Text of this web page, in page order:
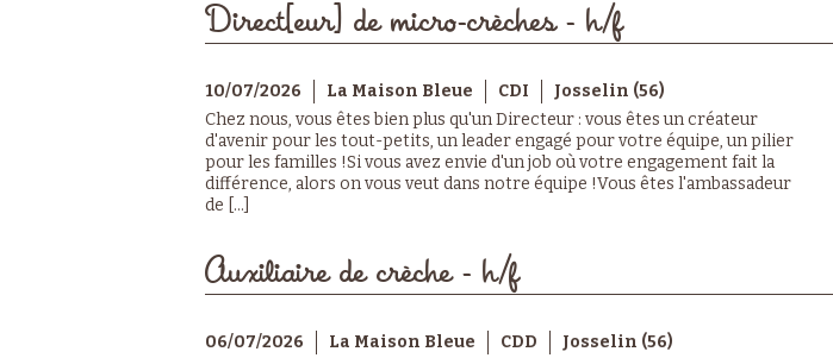
Direct[eur] de micro-crèches - h/f
10/07/2026 La Maison Bleue CDI
Josselin (56)
Chez nous, vous êtes bien plus qu'un Directeur : vous êtes un créateur
d'avenir pour les tout-petits, un leader engagé pour votre équipe, un pilier
pour les familles !Si vous avez envie d'un job où votre engagement fait la
différence, alors on vous veut dans notre équipe !Vous êtes l'ambassadeur
de [...]
Auxiliaire de crèche - h/f
06/07/2026 La Maison Bleue CDD
Josselin (56)